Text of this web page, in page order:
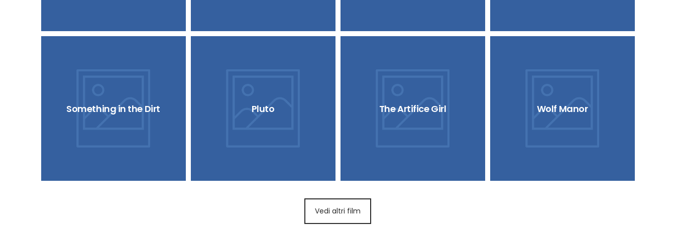
Something in the Dirt Pluto The Artifice Girl Wolf Manor
Vedi altri film